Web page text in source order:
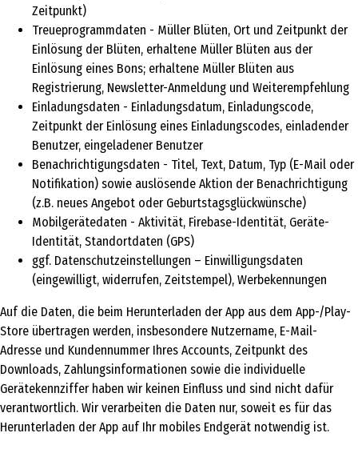
Zeitpunkt)
Treueprogrammdaten - Müller Blüten, Ort und Zeitpunkt der
Einlösung der Blüten, erhaltene Müller Blüten aus der
Einlösung eines Bons; erhaltene Müller Blüten aus
Registrierung, Newsletter-Anmeldung und Weiterempfehlung
Einladungsdaten - Einladungsdatum, Einladungscode,
Zeitpunkt der Einlösung eines Einladungscodes, einladender
Benutzer, eingeladener Benutzer
Benachrichtigungsdaten - Titel, Text, Datum, Typ (E-Mail oder
Notifikation) sowie auslösende Aktion der Benachrichtigung
(z.B. neues Angebot oder Geburtstagsglückwünsche)
Mobilgerätedaten - Aktivität, Firebase-Identität, Geräte-
Identität, Standortdaten (GPS)
ggf. Datenschutzeinstellungen – Einwilligungsdaten
(eingewilligt, widerrufen, Zeitstempel), Werbekennungen
Auf die Daten, die beim Herunterladen der App aus dem App-/Play-
Store übertragen werden, insbesondere Nutzername, E-Mail-
Adresse und Kundennummer Ihres Accounts, Zeitpunkt des
Downloads, Zahlungsinformationen sowie die individuelle
Gerätekennziffer haben wir keinen Einfluss und sind nicht dafür
verantwortlich. Wir verarbeiten die Daten nur, soweit es für das
Herunterladen der App auf Ihr mobiles Endgerät notwendig ist.